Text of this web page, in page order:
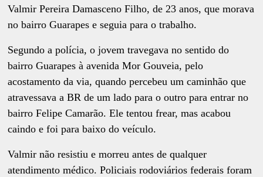
Valmir Pereira Damasceno Filho, de 23 anos, que morava
no bairro Guarapes e seguia para o trabalho.
Segundo a polícia, o jovem travegava no sentido do
bairro Guarapes à avenida Mor Gouveia, pelo
acostamento da via, quando percebeu um caminhão que
atravessava a BR de um lado para o outro para entrar no
bairro Felipe Camarão. Ele tentou frear, mas acabou
caindo e foi para baixo do veículo.
Valmir não resistiu e morreu antes de qualquer
atendimento médico. Policiais rodoviários federais foram